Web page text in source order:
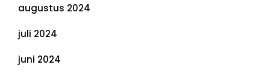
augustus 2024
juli 2024
juni 2024